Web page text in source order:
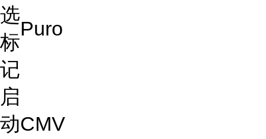
选
标
记
Puro
启
动CMV